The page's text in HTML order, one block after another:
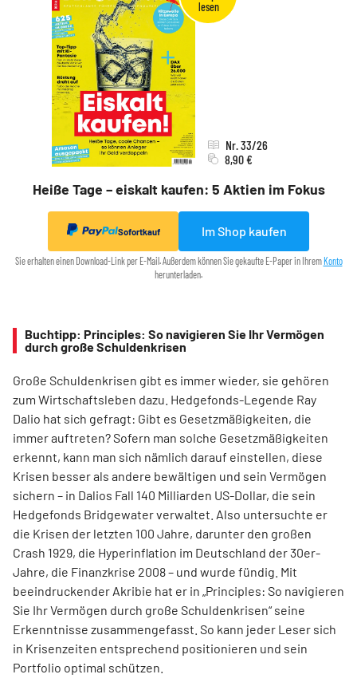
Heiße Tage – eiskalt kaufen: 5 Aktien im Fokus
Nr. 33/26
8,90 €
Sofortkauf Im Shop kaufen
Sie erhalten einen Download-Link per E-Mail. Außerdem können Sie gekaufte E-Paper in Ihrem Konto
herunterladen.
Buchtipp: Principles: So navigieren Sie Ihr Vermögen
durch große Schuldenkrisen
Große Schuldenkrisen gibt es immer wieder, sie gehören
zum Wirtschaftsleben dazu. Hedgefonds-Legende Ray
Dalio hat sich gefragt: Gibt es Gesetzmäßigkeiten, die
immer auftreten? Sofern man solche Gesetzmäßigkeiten
erkennt, kann man sich nämlich darauf einstellen, diese
Krisen besser als andere bewältigen und sein Vermögen
sichern – in Dalios Fall 140 Milliarden US-Dollar, die sein
Hedgefonds Bridgewater verwaltet. Also untersuchte er
die Krisen der letzten 100 Jahre, darunter den großen
Crash 1929, die Hyperinflation im Deutschland der 30er-
Jahre, die Finanzkrise 2008 – und wurde fündig. Mit
beeindruckender Akribie hat er in „Principles: So navigieren
Sie Ihr Vermögen durch große Schuldenkrisen“ seine
Erkenntnisse zusammengefasst. So kann jeder Leser sich
in Krisenzeiten entsprechend positionieren und sein
Portfolio optimal schützen.